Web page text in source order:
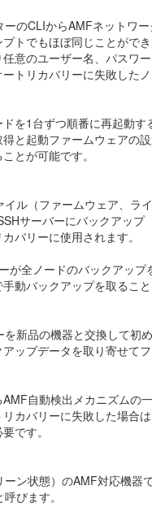
のCLIからAMFネットワ
トでもほぼ同じことがで
意のユーザー名、パスワ
トリカバリーに失敗した
を1台ずつ順番に再起動
と起動ファームウェアの
とが可能です。
ル（ファームウェア、ラ
サーバーにバックアッ
バリーに使用されます。
が全ノードのバックアッ
動バックアップを取るこ
新品の機器と交換して初
ップデータを取り寄せて
自動検出メカニズムの
カバリーに失敗した場合
です。
ン状態）のAMF対応機
びます。